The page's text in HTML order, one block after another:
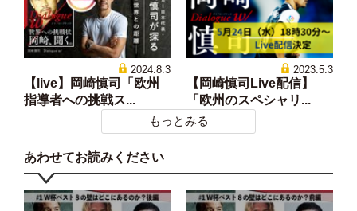
2024.8.3
【live】岡崎慎司「欧州
指導者への挑戦ス...
2023.5.3
【岡崎慎司Live配信】
「欧州のスペシャリ...
もっとみる
あわせてお読みください